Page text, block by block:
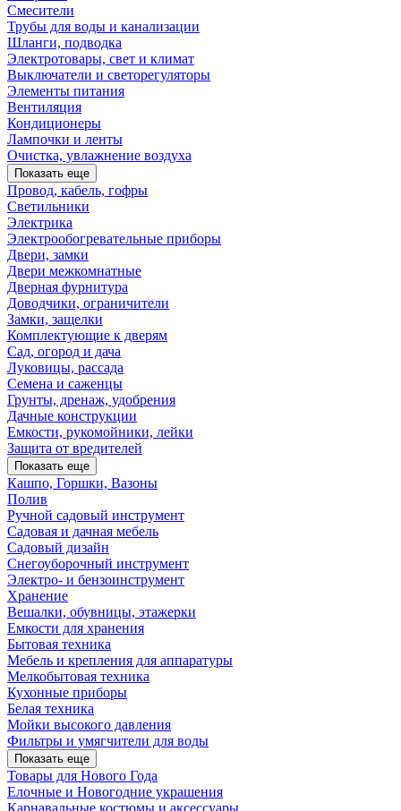
Смесители
Трубы для воды и канализации
Шланги, подводка
Электротовары, свет и климат
Выключатели и светорегуляторы
Элементы питания
Вентиляция
Кондиционеры
Лампочки и ленты
Очистка, увлажнение воздуха
Показать еще
Провод, кабель, гофры
Светильники
Электрика
Электрообогревательные приборы
Двери, замки
Двери межкомнатные
Дверная фурнитура
Доводчики, ограничители
Замки, защелки
Комплектующие к дверям
Сад, огород и дача
Луковицы, рассада
Семена и саженцы
Грунты, дренаж, удобрения
Дачные конструкции
Емкости, рукомойники, лейки
Защита от вредителей
Показать еще
Кашпо, Горшки, Вазоны
Полив
Ручной садовый инструмент
Садовая и дачная мебель
Садовый дизайн
Снегоуборочный инструмент
Электро- и бензоинструмент
Хранение
Вешалки, обувницы, этажерки
Емкости для хранения
Бытовая техника
Мебель и крепления для аппаратуры
Мелкобытовая техника
Кухонные приборы
Белая техника
Мойки высокого давления
Фильтры и умягчители для воды
Показать еще
Товары для Нового Года
Елочные и Новогодние украшения
Карнавальные костюмы и аксессуары